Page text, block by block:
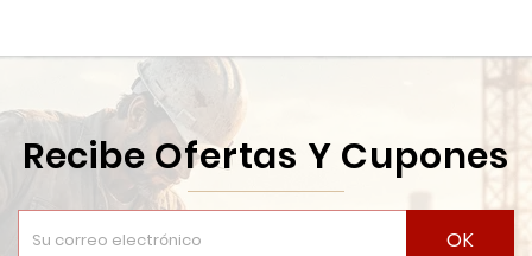
Recibe Ofertas Y Cupones
OK